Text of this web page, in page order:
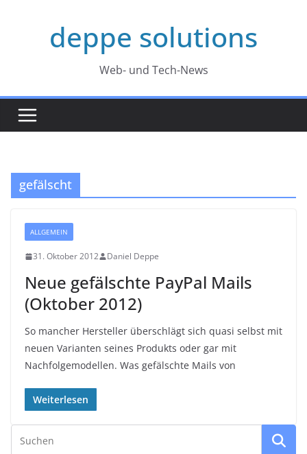
deppe solutions
Web- und Tech-News
gefälscht
ALLGEMEIN
31. Oktober 2012 Daniel Deppe
Neue gefälschte PayPal Mails
(Oktober 2012)
So mancher Hersteller überschlägt sich quasi selbst mit
neuen Varianten seines Produkts oder gar mit
Nachfolgemodellen. Was gefälschte Mails von
Weiterlesen